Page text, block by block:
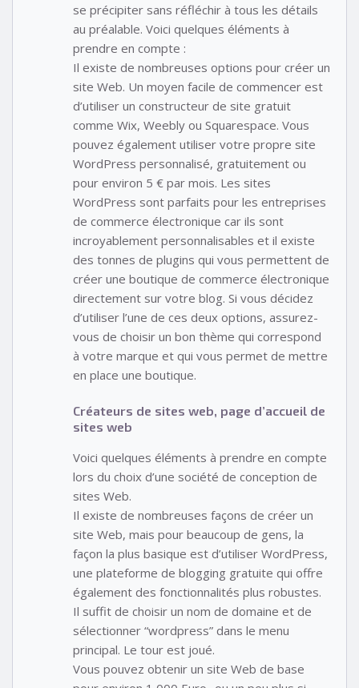
se précipiter sans réfléchir à tous les détails
au préalable. Voici quelques éléments à
prendre en compte :
Il existe de nombreuses options pour créer un
site Web. Un moyen facile de commencer est
d’utiliser un constructeur de site gratuit
comme Wix, Weebly ou Squarespace. Vous
pouvez également utiliser votre propre site
WordPress personnalisé, gratuitement ou
pour environ 5 € par mois. Les sites
WordPress sont parfaits pour les entreprises
de commerce électronique car ils sont
incroyablement personnalisables et il existe
des tonnes de plugins qui vous permettent de
créer une boutique de commerce électronique
directement sur votre blog. Si vous décidez
d’utiliser l’une de ces deux options, assurez-
vous de choisir un bon thème qui correspond
à votre marque et qui vous permet de mettre
en place une boutique.
Créateurs de sites web, page d’accueil de
sites web
Voici quelques éléments à prendre en compte
lors du choix d’une société de conception de
sites Web.
Il existe de nombreuses façons de créer un
site Web, mais pour beaucoup de gens, la
façon la plus basique est d’utiliser WordPress,
une plateforme de blogging gratuite qui offre
également des fonctionnalités plus robustes.
Il suffit de choisir un nom de domaine et de
sélectionner “wordpress” dans le menu
principal. Le tour est joué.
Vous pouvez obtenir un site Web de base